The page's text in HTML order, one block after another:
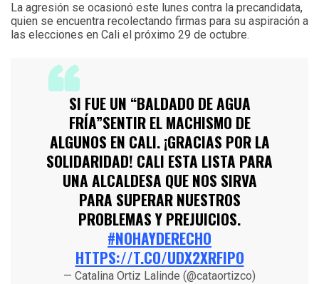
La agresión se ocasionó este lunes contra la precandidata,
quien se encuentra recolectando firmas para su aspiración a
las elecciones en Cali el próximo 29 de octubre.
SI FUE UN “BALDADO DE AGUA
FRÍA”SENTIR EL MACHISMO DE
ALGUNOS EN CALI. ¡GRACIAS POR LA
SOLIDARIDAD! CALI ESTA LISTA PARA
UNA ALCALDESA QUE NOS SIRVA
PARA SUPERAR NUESTROS
PROBLEMAS Y PREJUICIOS.
#NOHAYDERECHO
HTTPS://T.CO/UDX2XRFIPO
— Catalina Ortiz Lalinde (@cataortizco)